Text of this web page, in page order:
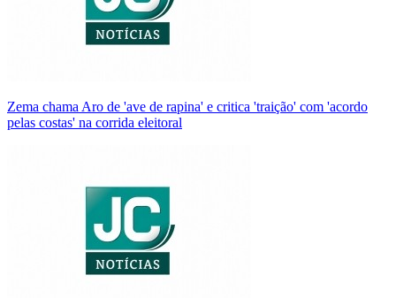
Zema chama Aro de 'ave de rapina' e critica 'traição' com 'acordo
pelas costas' na corrida eleitoral